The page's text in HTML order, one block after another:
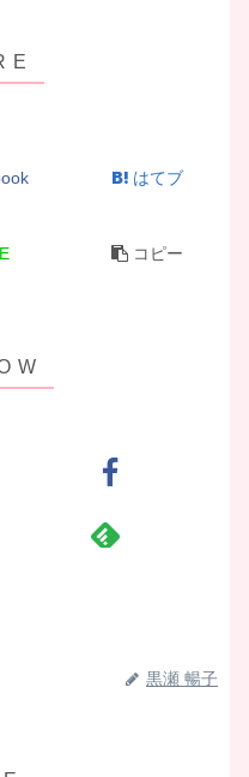
はてブ
コピー
黒瀬 暢子